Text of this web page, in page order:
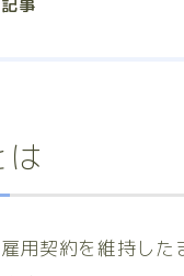
事
は
用契約を維持し